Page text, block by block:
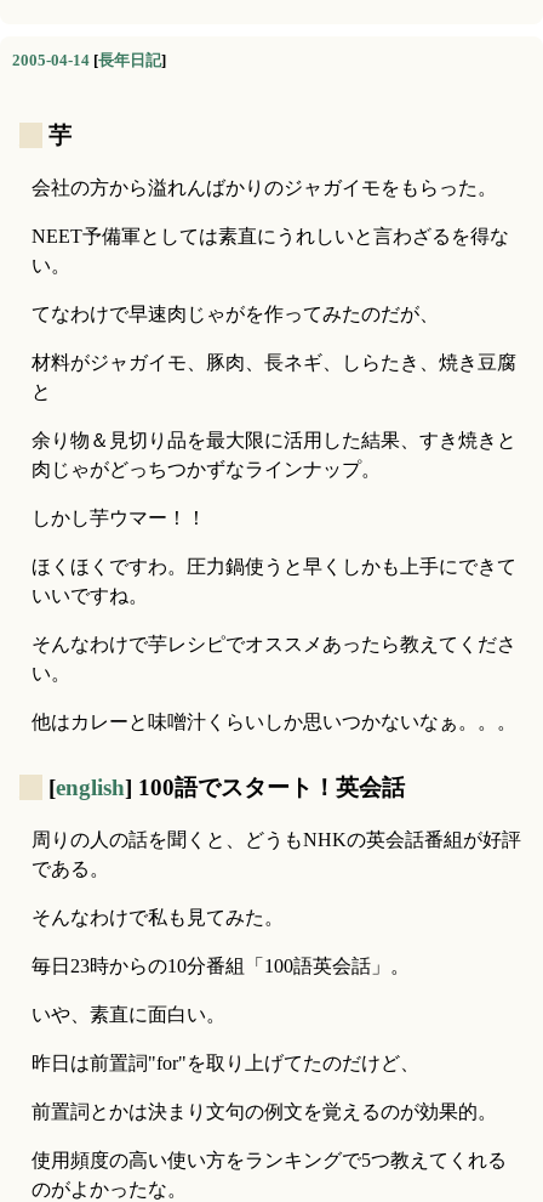
2005-04-14 [長年日記]
芋
会社の方から溢れんばかりのジャガイモをもらった。
NEET予備軍としては素直にうれしいと言わざるを得な
い。
てなわけで早速肉じゃがを作ってみたのだが、
材料がジャガイモ、豚肉、長ネギ、しらたき、焼き豆腐
と
余り物＆見切り品を最大限に活用した結果、すき焼きと
肉じゃがどっちつかずなラインナップ。
しかし芋ウマー！！
ほくほくですわ。圧力鍋使うと早くしかも上手にできて
いいですね。
そんなわけで芋レシピでオススメあったら教えてくださ
い。
他はカレーと味噌汁くらいしか思いつかないなぁ。。。
[english] 100語でスタート！英会話
周りの人の話を聞くと、どうもNHKの英会話番組が好評
である。
そんなわけで私も見てみた。
毎日23時からの10分番組「100語英会話」。
いや、素直に面白い。
昨日は前置詞"for"を取り上げてたのだけど、
前置詞とかは決まり文句の例文を覚えるのが効果的。
使用頻度の高い使い方をランキングで5つ教えてくれる
のがよかったな。